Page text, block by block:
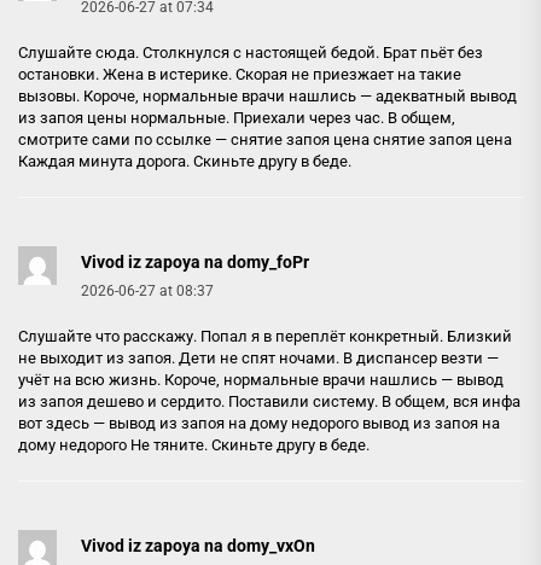
2026-06-27 at 07:34
Слушайте сюда. Столкнулся с настоящей бедой. Брат пьёт без
остановки. Жена в истерике. Скорая не приезжает на такие
вызовы. Короче, нормальные врачи нашлись — адекватный вывод
из запоя цены нормальные. Приехали через час. В общем,
смотрите сами по ссылке — снятие запоя цена снятие запоя цена
Каждая минута дорога. Скиньте другу в беде.
Vivod iz zapoya na domy_foPr
2026-06-27 at 08:37
Слушайте что расскажу. Попал я в переплёт конкретный. Близкий
не выходит из запоя. Дети не спят ночами. В диспансер везти —
учёт на всю жизнь. Короче, нормальные врачи нашлись — вывод
из запоя дешево и сердито. Поставили систему. В общем, вся инфа
вот здесь — вывод из запоя на дому недорого вывод из запоя на
дому недорого Не тяните. Скиньте другу в беде.
Vivod iz zapoya na domy_vxOn